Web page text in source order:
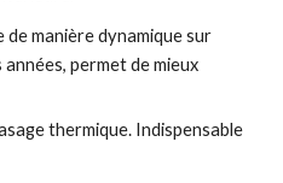
manière dynamique sur
permet de mieux
thermique. Indispensable